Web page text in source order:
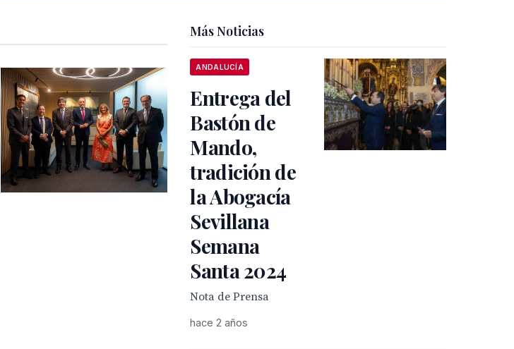
Más Noticias
ANDALUCÍA
Entrega del
Bastón de
Mando,
tradición de
la Abogacía
Sevillana
Semana
Santa 2024
Nota de Prensa
hace 2 años